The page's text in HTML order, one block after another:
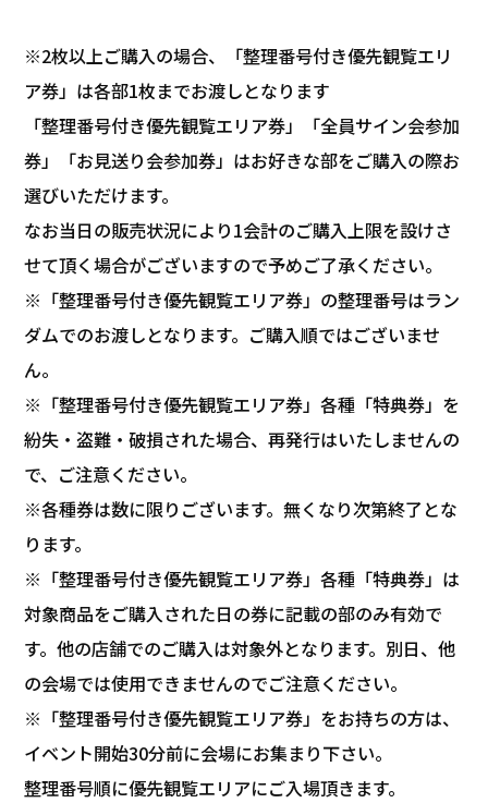
※2枚以上ご購入の場合、「整理番号付き優先観覧エリ
ア券」は各部1枚までお渡しとなります
「整理番号付き優先観覧エリア券」「全員サイン会参加
券」「お見送り会参加券」はお好きな部をご購入の際お
選びいただけます。
なお当日の販売状況により1会計のご購入上限を設けさ
せて頂く場合がございますので予めご了承ください。
※「整理番号付き優先観覧エリア券」の整理番号はラン
ダムでのお渡しとなります。ご購入順ではございませ
ん。
※「整理番号付き優先観覧エリア券」各種「特典券」を
紛失・盗難・破損された場合、再発行はいたしませんの
で、ご注意ください。
※各種券は数に限りございます。無くなり次第終了とな
ります。
※「整理番号付き優先観覧エリア券」各種「特典券」は
対象商品をご購入された日の券に記載の部のみ有効で
す。他の店舗でのご購入は対象外となります。別日、他
の会場では使用できませんのでご注意ください。
※「整理番号付き優先観覧エリア券」をお持ちの方は、
イベント開始30分前に会場にお集まり下さい。
整理番号順に優先観覧エリアにご入場頂きます。